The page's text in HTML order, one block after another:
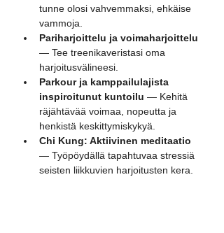
tunne olosi vahvemmaksi, ehkäise
vammoja.
Pariharjoittelu ja voimaharjoittelu
— Tee treenikaveristasi oma
harjoitusvälineesi.
Parkour ja kamppailulajista
inspiroitunut kuntoilu — Kehitä
räjähtävää voimaa, nopeutta ja
henkistä keskittymiskykyä.
Chi Kung: Aktiivinen meditaatio
— Työpöydällä tapahtuvaa stressiä
seisten liikkuvien harjoitusten kera.